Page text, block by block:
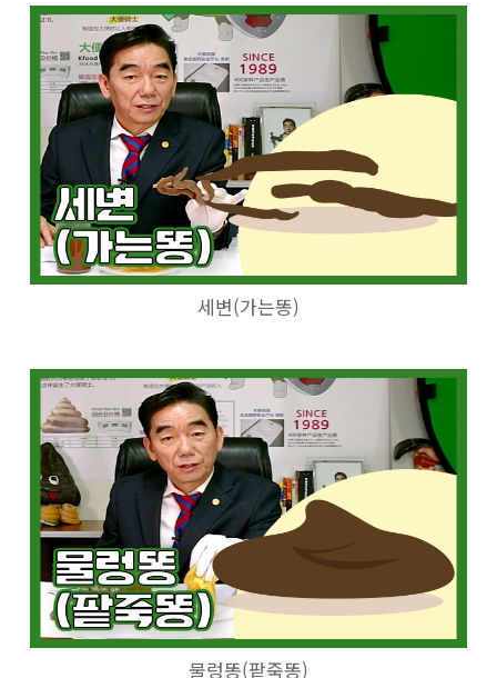
세변(가는똥)
물렁똥(팥죽똥)